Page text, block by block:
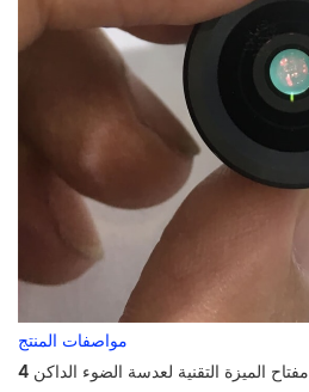
مواصفات المنتج
مفتاح الميزة التقنية